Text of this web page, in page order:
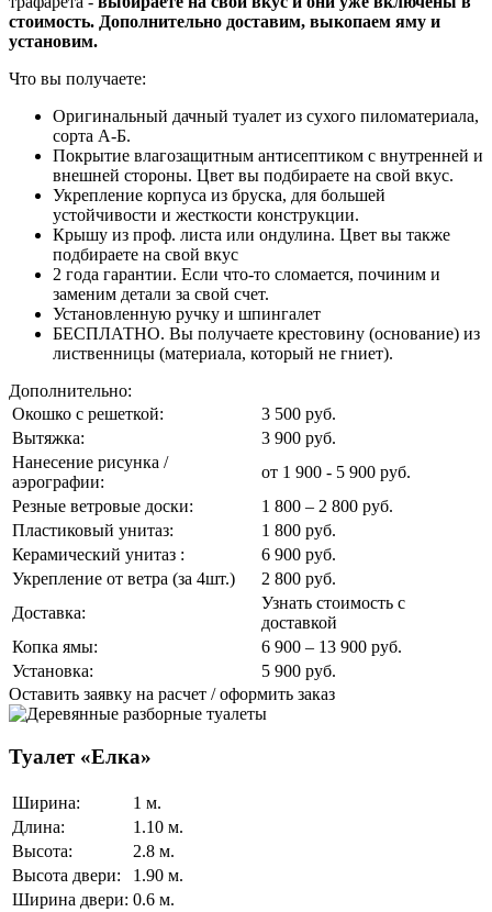
стоимость. Дополнительно доставим, выкопаем яму и
установим.
Что вы получаете:
Оригинальный дачный туалет из сухого пиломатериала,
сорта А-Б.
Покрытие влагозащитным антисептиком с внутренней и
внешней стороны. Цвет вы подбираете на свой вкус.
Укрепление корпуса из бруска, для большей
устойчивости и жесткости конструкции.
Крышу из проф. листа или ондулина. Цвет вы также
подбираете на свой вкус
2 года гарантии. Если что-то сломается, починим и
заменим детали за свой счет.
Установленную ручку и шпингалет
БЕСПЛАТНО. Вы получаете крестовину (основание) из
лиственницы (материала, который не гниет).
Дополнительно:
Окошко с решеткой:
3 500 руб.
Вытяжка:
3 900 руб.
Нанесение рисунка /
аэрографии:
от 1 900 - 5 900 руб.
Резные ветровые доски:
1 800 – 2 800 руб.
Пластиковый унитаз:
1 800 руб.
Керамический унитаз :
6 900 руб.
Укрепление от ветра (за 4шт.)
2 800 руб.
Доставка:
Узнать стоимость с
доставкой
Копка ямы:
6 900 – 13 900 руб.
Установка:
5 900 руб.
Оставить заявку на расчет / оформить заказ
Туалет «Елка»
Ширина:
1 м.
Длина:
1.10 м.
Высота:
2.8 м.
Высота двери:
1.90 м.
Ширина двери: 0.6 м.